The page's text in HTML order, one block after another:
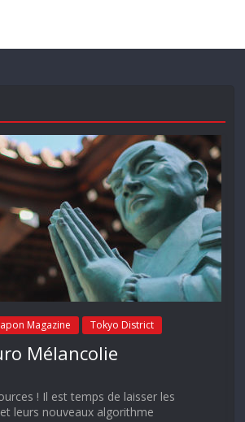
Magazine Tokyo District
Mélancolie
! Il est temps de laisser les
leurs nouveaux algorithme